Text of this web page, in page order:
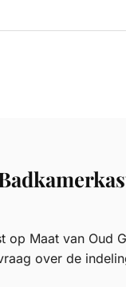
op Maat van
over de